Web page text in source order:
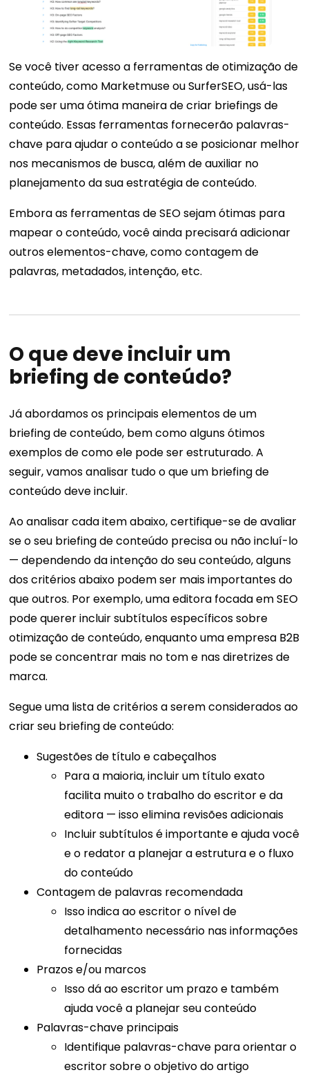
Se você tiver acesso a ferramentas de otimização de
conteúdo, como Marketmuse ou SurferSEO, usá-las
pode ser uma ótima maneira de criar briefings de
conteúdo. Essas ferramentas fornecerão palavras-
chave para ajudar o conteúdo a se posicionar melhor
nos mecanismos de busca, além de auxiliar no
planejamento da sua estratégia de conteúdo.
Embora as ferramentas de SEO sejam ótimas para
mapear o conteúdo, você ainda precisará adicionar
outros elementos-chave, como contagem de
palavras, metadados, intenção, etc.
O que deve incluir um
briefing de conteúdo?
Já abordamos os principais elementos de um
briefing de conteúdo, bem como alguns ótimos
exemplos de como ele pode ser estruturado. A
seguir, vamos analisar tudo o que um briefing de
conteúdo deve incluir.
Ao analisar cada item abaixo, certifique-se de avaliar
se o seu briefing de conteúdo precisa ou não incluí-lo
— dependendo da intenção do seu conteúdo, alguns
dos critérios abaixo podem ser mais importantes do
que outros. Por exemplo, uma editora focada em SEO
pode querer incluir subtítulos específicos sobre
otimização de conteúdo, enquanto uma empresa B2B
pode se concentrar mais no tom e nas diretrizes de
marca.
Segue uma lista de critérios a serem considerados ao
criar seu briefing de conteúdo:
Sugestões de título e cabeçalhos
Para a maioria, incluir um título exato
facilita muito o trabalho do escritor e da
editora — isso elimina revisões adicionais
Incluir subtítulos é importante e ajuda você
e o redator a planejar a estrutura e o fluxo
do conteúdo
Contagem de palavras recomendada
Isso indica ao escritor o nível de
detalhamento necessário nas informações
fornecidas
Prazos e/ou marcos
Isso dá ao escritor um prazo e também
ajuda você a planejar seu conteúdo
Palavras-chave principais
Identifique palavras-chave para orientar o
escritor sobre o objetivo do artigo